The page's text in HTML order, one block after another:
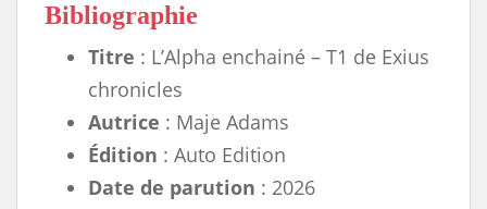
Bibliographie
Titre : L’Alpha enchainé – T1 de Exius
chronicles
Autrice : Maje Adams
Édition : Auto Edition
Date de parution : 2026